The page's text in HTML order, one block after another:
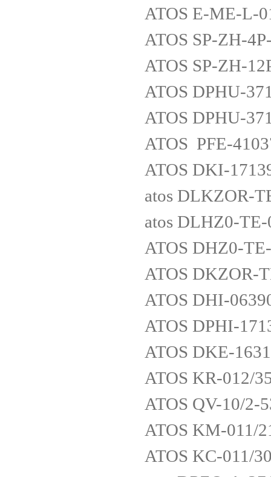
ATOS E-ME-L-
ATOS SP-ZH-
ATOS SP-ZH-
ATOS DPHU-
ATOS DPHU-
ATOS PFE-
ATOS DKI-
atos DLKZOR-
atos DLHZ0-
ATOS DHZ0-
ATOS DKZOR-
ATOS DHI-
ATOS DPHI-
ATOS DKE-
ATOS KR-012/
ATOS QV-10/2-
ATOS KM-011/
ATOS KC-011/